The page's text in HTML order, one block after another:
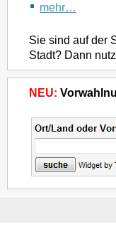
mehr…
Sie sind auf der
Stadt? Dann
NEU: